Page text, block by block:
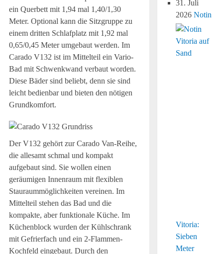
ein Querbett mit 1,94 mal 1,40/1,30
Meter. Optional kann die Sitzgruppe zu
einem dritten Schlafplatz mit 1,92 mal
0,65/0,45 Meter umgebaut werden. Im
Carado V132 ist im Mittelteil ein Vario-
Bad mit Schwenkwand verbaut worden.
Diese Bäder sind beliebt, denn sie sind
leicht bedienbar und bieten den nötigen
Grundkomfort.
Der V132 gehört zur Carado Van-Reihe,
die allesamt schmal und kompakt
aufgebaut sind. Sie wollen einen
geräumigen Innenraum mit flexiblen
Stauraummöglichkeiten vereinen. Im
Mittelteil stehen das Bad und die
kompakte, aber funktionale Küche. Im
Küchenblock wurden der Kühlschrank
mit Gefrierfach und ein 2-Flammen-
Kochfeld eingebaut. Durch den
31. Juli
2026Notin
Vitoria:
Sieben
Meter